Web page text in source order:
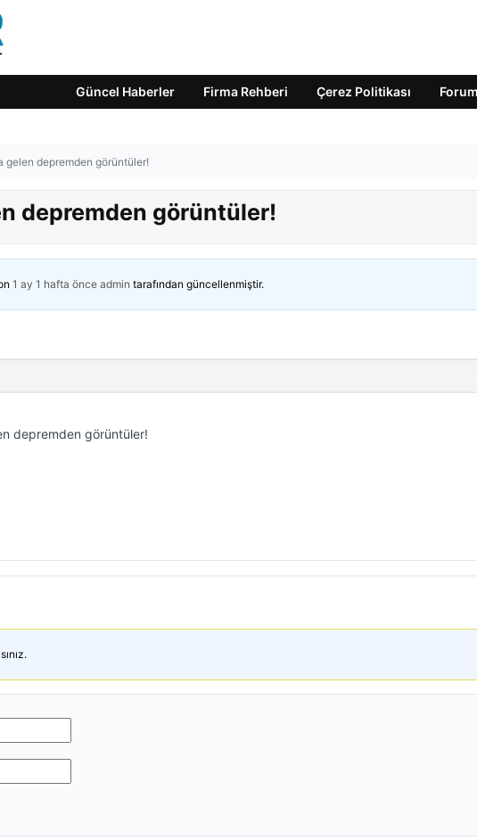
Güncel Haberler Firma Rehberi Çerez Politikası Forum
gelen depremden görüntüler!
depremden görüntüler!
1 ay 1 hafta önce admin tarafından güncellenmiştir.
depremden görüntüler!